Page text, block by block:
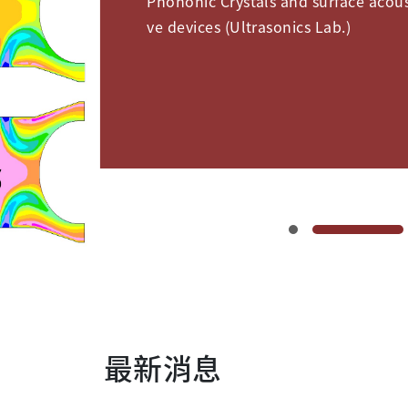
ab.)
ve devices (Ultrasonics Lab.)
最新消息